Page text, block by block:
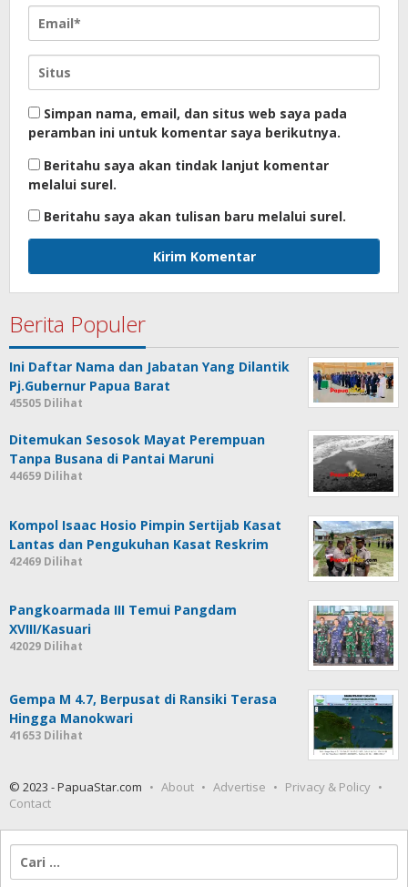
Simpan nama, email, dan situs web saya pada
peramban ini untuk komentar saya berikutnya.
Beritahu saya akan tindak lanjut komentar
melalui surel.
Beritahu saya akan tulisan baru melalui surel.
Berita Populer
Ini Daftar Nama dan Jabatan Yang Dilantik
Pj.Gubernur Papua Barat
45505 Dilihat
Ditemukan Sesosok Mayat Perempuan
Tanpa Busana di Pantai Maruni
44659 Dilihat
Kompol Isaac Hosio Pimpin Sertijab Kasat
Lantas dan Pengukuhan Kasat Reskrim
42469 Dilihat
Pangkoarmada III Temui Pangdam
XVIII/Kasuari
42029 Dilihat
Gempa M 4.7, Berpusat di Ransiki Terasa
Hingga Manokwari
41653 Dilihat
© 2023 - PapuaStar.com About Advertise
Privacy & Policy
Contact
untuk: